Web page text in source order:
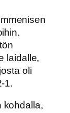
laidalle,
oli
1.
kohdalla,